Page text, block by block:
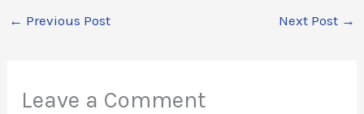
← Previous Post Next Post →
Leave a Comment